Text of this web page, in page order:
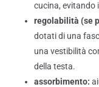
cucina, evitando
regolabilità (se
dotati di una
una vestibilità
della testa.
assorbimento: